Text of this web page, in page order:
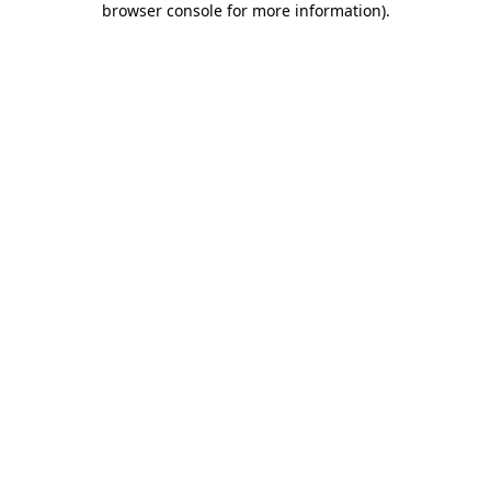
browser console for more information).